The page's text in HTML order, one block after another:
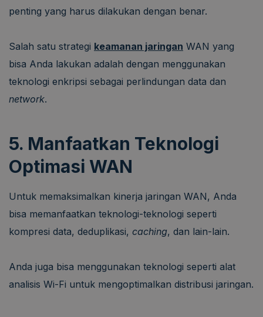
penting yang harus dilakukan dengan benar.
Salah satu strategi keamanan jaringan WAN yang
bisa Anda lakukan adalah dengan menggunakan
teknologi enkripsi sebagai perlindungan data dan
network.
5. Manfaatkan Teknologi
Optimasi WAN
Untuk memaksimalkan kinerja jaringan WAN, Anda
bisa memanfaatkan teknologi-teknologi seperti
kompresi data, deduplikasi, caching, dan lain-lain.
Anda juga bisa menggunakan teknologi seperti alat
analisis Wi-Fi untuk mengoptimalkan distribusi jaringan.